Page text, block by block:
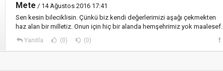
Mete / 14 Ağustos 2016 17:41
Sen kesin bileciklisin. Çünkü biz kendi değerlerimizi aşağı çekmekten
haz alan bir milletiz. Onun için hiç bir alanda hemşehrimiz yok maalesef.
Yanıtla (0) (0)